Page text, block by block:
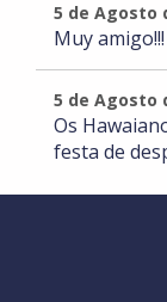
5 de Agosto
Muy amigo!!!
5 de Agosto
Os
festa de